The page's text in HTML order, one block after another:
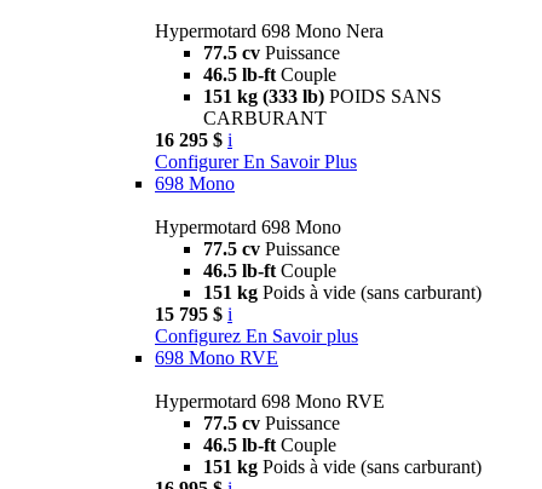
Hypermotard 698 Mono Nera
77.5 cv Puissance
46.5 lb-ft Couple
151 kg (333 lb) POIDS SANS
CARBURANT
16 295 $ i
Configurer En Savoir Plus
698 Mono
Hypermotard 698 Mono
77.5 cv Puissance
46.5 lb-ft Couple
151 kg Poids à vide (sans carburant)
15 795 $ i
Configurez En Savoir plus
698 Mono RVE
Hypermotard 698 Mono RVE
77.5 cv Puissance
46.5 lb-ft Couple
151 kg Poids à vide (sans carburant)